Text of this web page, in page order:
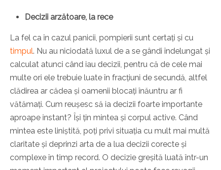
Decizii arzătoare, la rece
La fel ca în cazul panicii, pompierii sunt certați și cu
timpul. Nu au niciodată luxul de a se gândi îndelungat și
calculat atunci când iau decizii, pentru că de cele mai
multe ori ele trebuie luate în fracțiuni de secundă, altfel
clădirea ar cădea și oamenii blocați înăuntru ar fi
vătămați. Cum reușesc să ia decizii foarte importante
aproape instant? Își țin mintea și corpul active. Când
mintea este liniștită, poți privi situația cu mult mai multă
claritate și deprinzi arta de a lua decizii corecte și
complexe în timp record. O decizie greșită luată într-un